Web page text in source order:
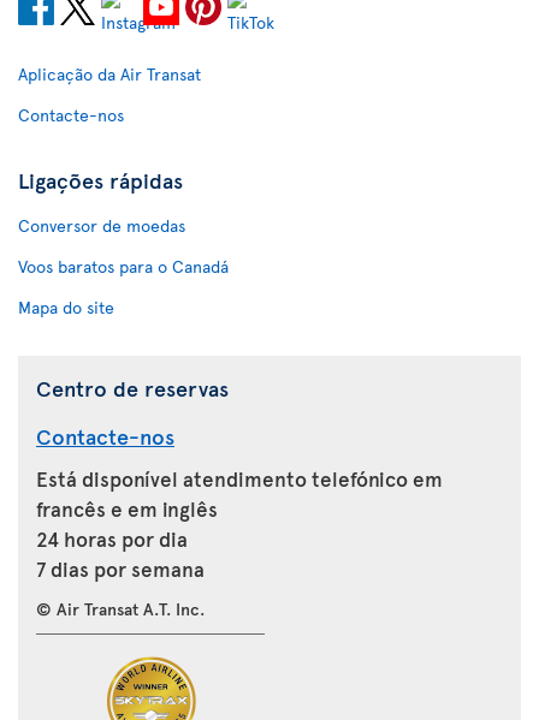
Aplicação da Air Transat
Contacte-nos
Ligações rápidas
Conversor de moedas
Voos baratos para o Canadá
Mapa do site
Centro de reservas
Contacte-nos
Está disponível atendimento telefónico em
francês e em inglês
24 horas por dia
7 dias por semana
© Air Transat A.T. Inc.